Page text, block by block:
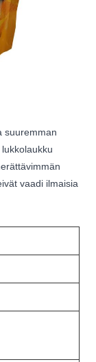
suuremman
vaadi ilmaisia